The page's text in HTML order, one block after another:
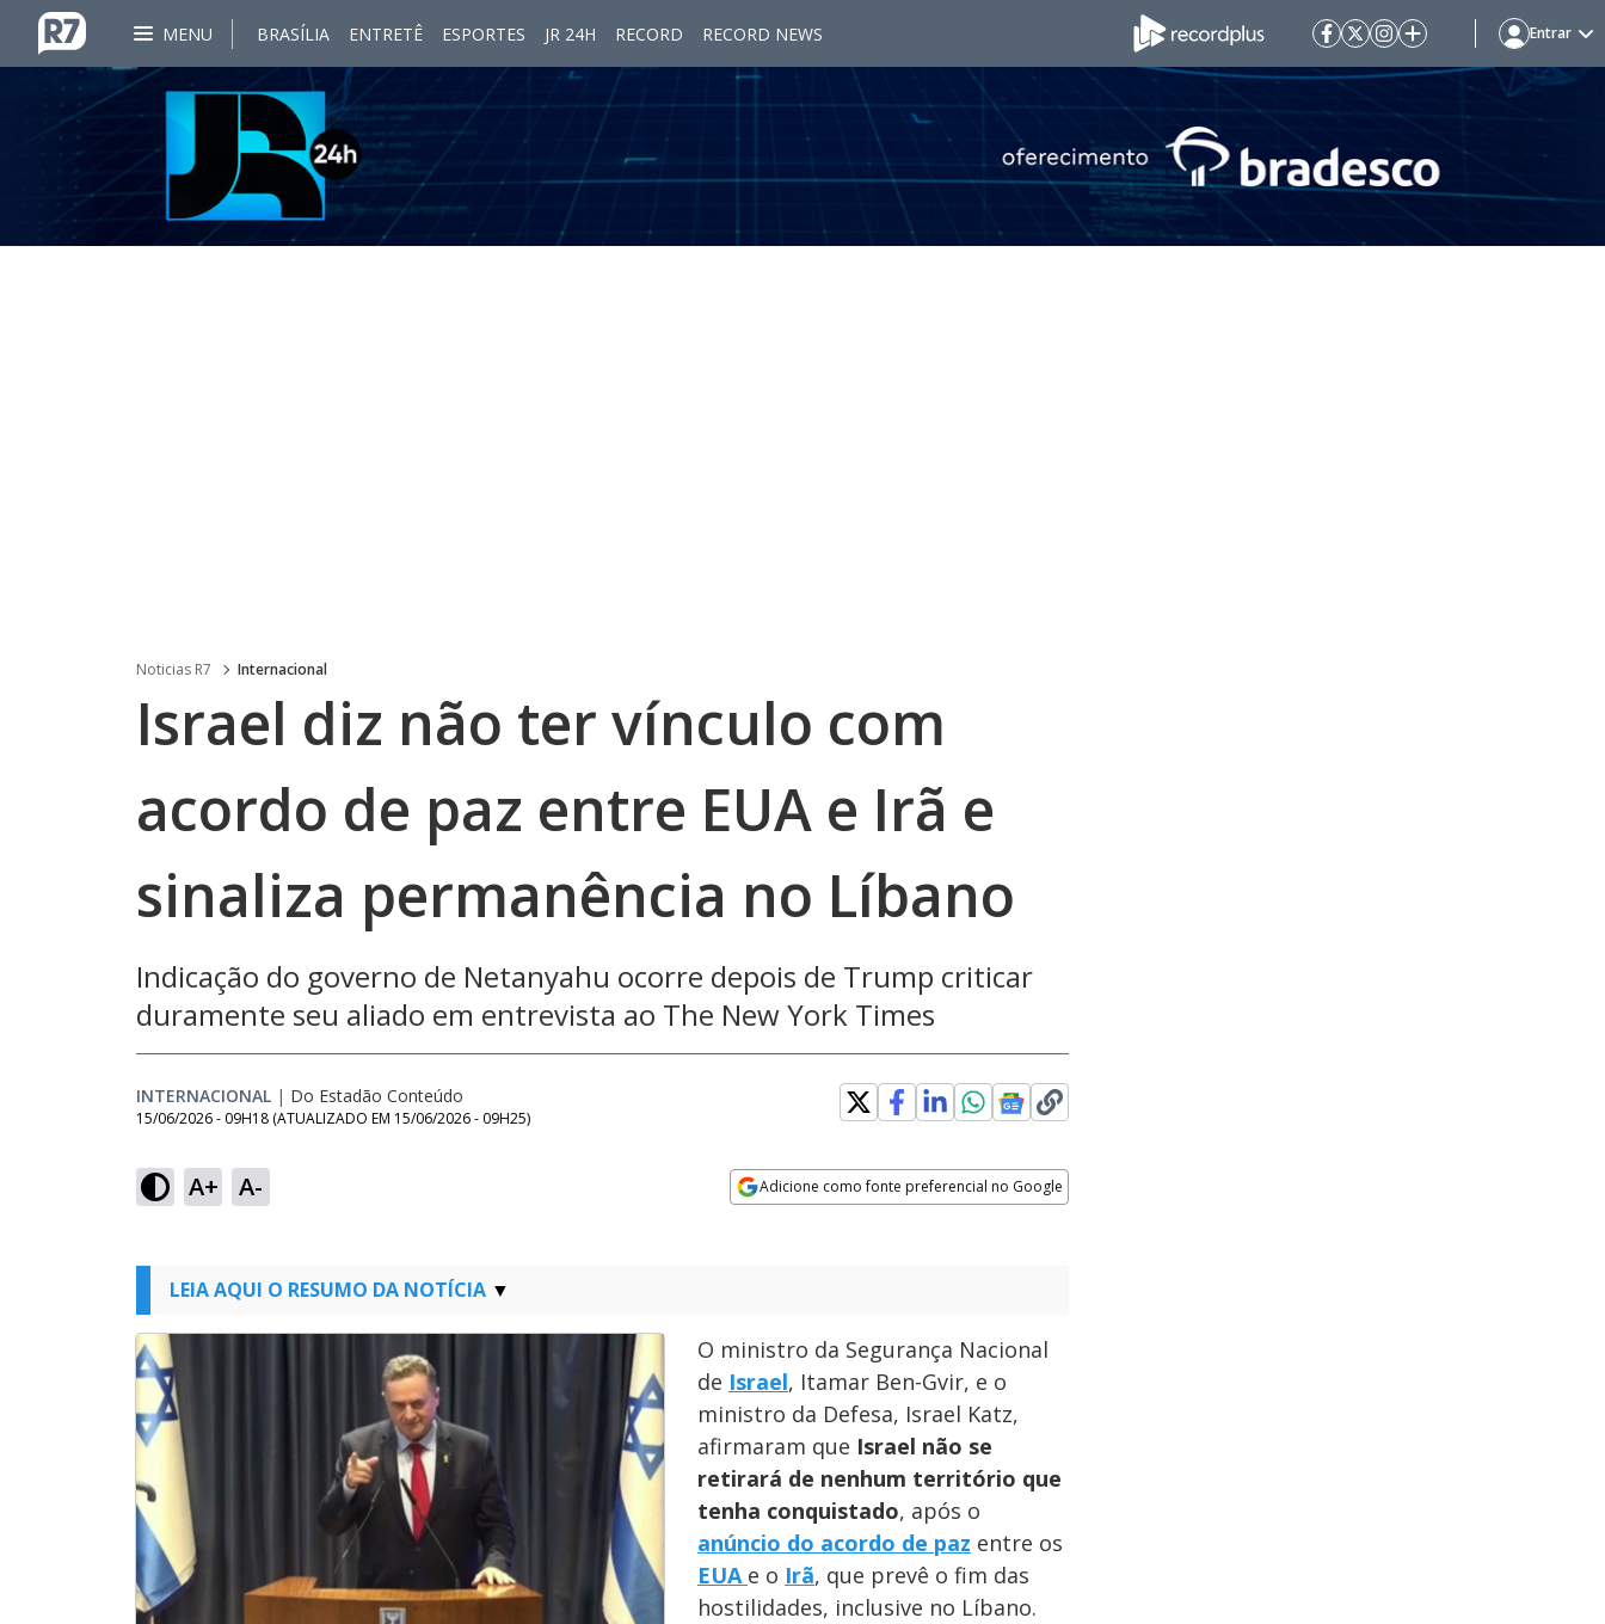
MENU BRASÍLIA ENTRETÊ ESPORTES JR 24H RECORD RECORD NEWS Entrar
Noticias R7 Internacional
Israel diz não ter vínculo com
acordo de paz entre EUA e Irã e
sinaliza permanência no Líbano
Indicação do governo de Netanyahu ocorre depois de Trump criticar
duramente seu aliado em entrevista ao The New York Times
INTERNACIONAL | Do Estadão Conteúdo
15/06/2026 - 09H18 (ATUALIZADO EM 15/06/2026 - 09H25)
A+ A- Adicione como fonte preferencial no Google
LEIA AQUI O RESUMO DA NOTÍCIA
O ministro da Segurança Nacional
de Israel, Itamar Ben-Gvir, e o
ministro da Defesa, Israel Katz,
afirmaram que Israel não se
retirará de nenhum território que
tenha conquistado, após o
anúncio do acordo de paz entre os
EUA e o Irã, que prevê o fim das
hostilidades, inclusive no Líbano.